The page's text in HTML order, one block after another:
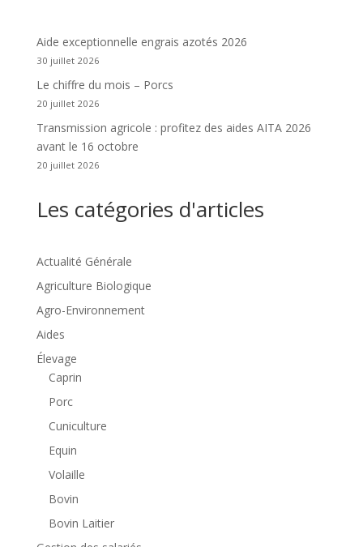
Aide exceptionnelle engrais azotés 2026
30 juillet 2026
Le chiffre du mois – Porcs
20 juillet 2026
Transmission agricole : profitez des aides AITA 2026
avant le 16 octobre
20 juillet 2026
Les catégories d'articles
Actualité Générale
Agriculture Biologique
Agro-Environnement
Aides
Élevage
Caprin
Porc
Cuniculture
Equin
Volaille
Bovin
Bovin Laitier